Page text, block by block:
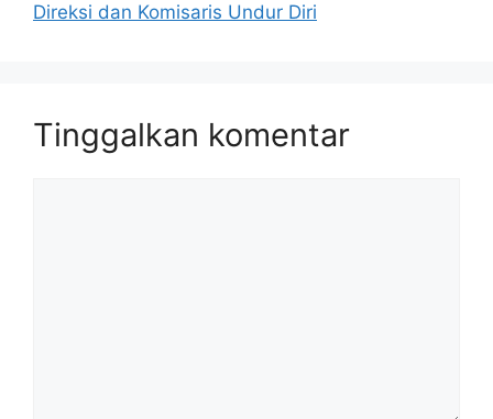
Direksi dan Komisaris Undur Diri
Tinggalkan komentar